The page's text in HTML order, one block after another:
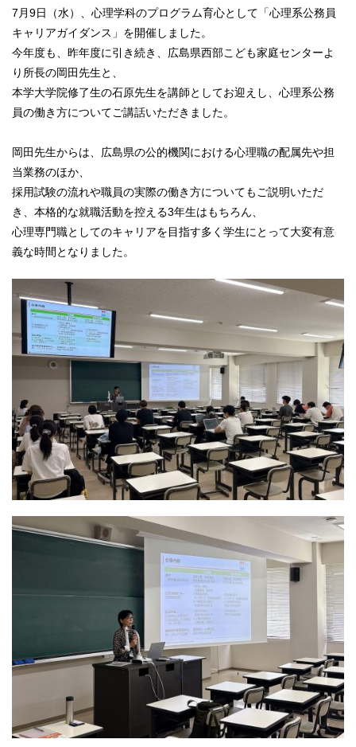
7月9日（水）、心理学科のプログラム育心として「心理系公務員
キャリアガイダンス」を開催しました。
今年度も、昨年度に引き続き、広島県西部こども家庭センターよ
り所長の岡田先生と、
本学大学院修了生の石原先生を講師としてお迎えし、心理系公務
員の働き方についてご講話いただきました。
岡田先生からは、広島県の公的機関における心理職の配属先や担
当業務のほか、
採用試験の流れや職員の実際の働き方についてもご説明いただ
き、本格的な就職活動を控える3年生はもちろん、
心理専門職としてのキャリアを目指す多く学生にとって大変有意
義な時間となりました。